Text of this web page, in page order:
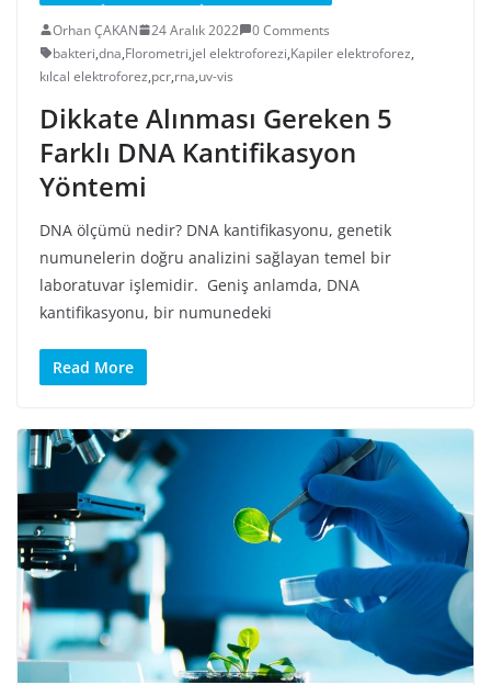
Orhan ÇAKAN 24 Aralık 2022
0 Comments
bakteri,dna,Florometri,jel elektroforezi,Kapiler elektroforez,
kılcal elektroforez,pcr,rna,uv-vis
Dikkate Alınması Gereken 5
Farklı DNA Kantifikasyon
Yöntemi
DNA ölçümü nedir? DNA kantifikasyonu, genetik
numunelerin doğru analizini sağlayan temel bir
laboratuvar işlemidir. Geniş anlamda, DNA
kantifikasyonu, bir numunedeki
Read More